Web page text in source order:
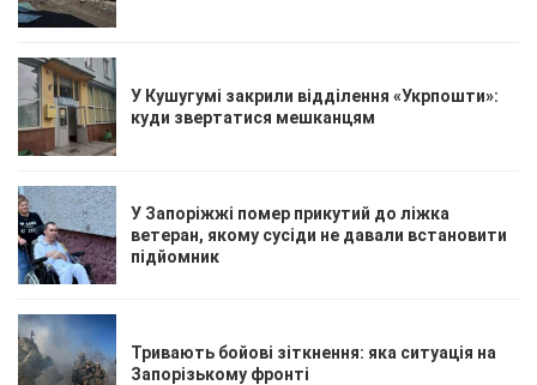
У Кушугумі закрили відділення «Укрпошти»:
куди звертатися мешканцям
У Запоріжжі помер прикутий до ліжка
ветеран, якому сусіди не давали встановити
підйомник
Тривають бойові зіткнення: яка ситуація на
Запорізькому фронті